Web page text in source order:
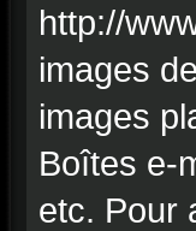
http://
images
images
Boîtes e-
etc. Pour